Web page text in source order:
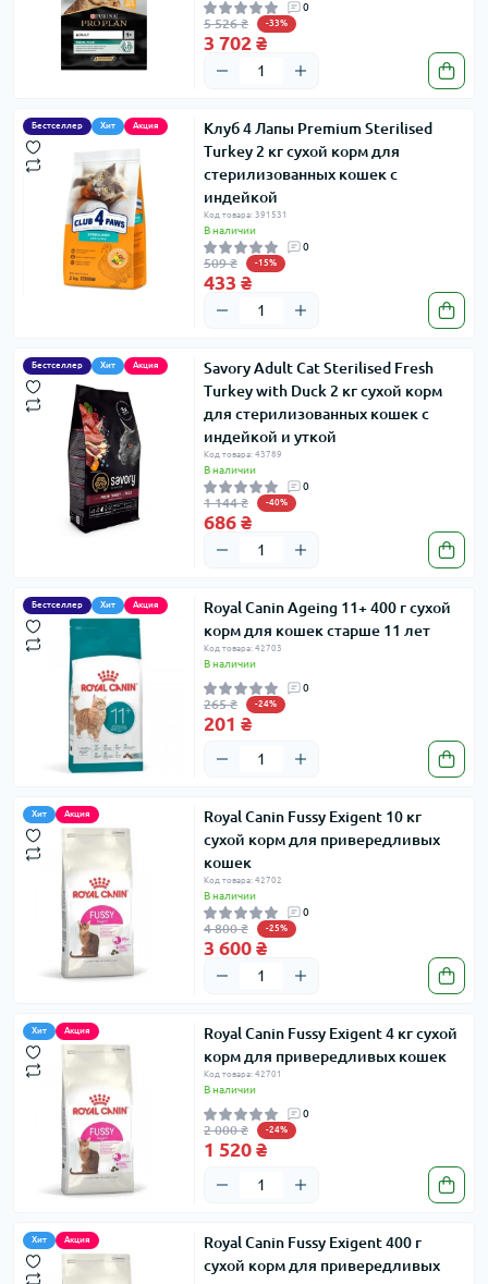
0
5 526 ₴ -33%
3 702 ₴
Бестселлер Хит Акция
Клуб 4 Лапы Premium Sterilised
Turkey 2 кг сухой корм для
стерилизованных кошек с
индейкой
Код товара: 391531
В наличии
0
509 ₴ -15%
433 ₴
Бестселлер Хит Акция
Savory Adult Cat Sterilised Fresh
Turkey with Duck 2 кг сухой корм
для стерилизованных кошек с
индейкой и уткой
Код товара: 43789
В наличии
0
1 144 ₴ -40%
686 ₴
Бестселлер Хит Акция
Royal Canin Ageing 11+ 400 г сухой
корм для кошек старше 11 лет
Код товара: 42703
В наличии
0
265 ₴ -24%
201 ₴
Хит Акция
Royal Canin Fussy Exigent 10 кг
сухой корм для привередливых
кошек
Код товара: 42702
В наличии
0
4 800 ₴ -25%
3 600 ₴
Хит Акция
Royal Canin Fussy Exigent 4 кг сухой
корм для привередливых кошек
Код товара: 42701
В наличии
0
2 000 ₴ -24%
1 520 ₴
Хит Акция
Royal Canin Fussy Exigent 400 г
сухой корм для привередливых